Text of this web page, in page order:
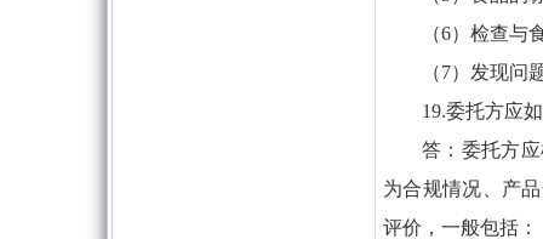
（6）检查与
（7）发现问
19.委托方应
答：委托方
为合规情况、产
评价，一般包括：